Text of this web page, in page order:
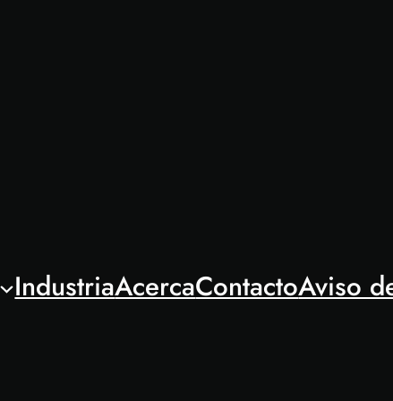
IndustriaAcercaContactoAviso